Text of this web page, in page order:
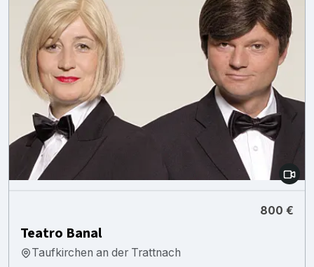
800 €
Teatro Banal
Taufkirchen an der Trattnach